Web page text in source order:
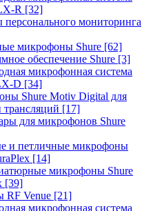
R [32]
мониторинга
микрофоны Shure [62]
обеспечение Shure [3]
микрофонная система
D [34]
Shure Motiv Digital для
трансляций [17]
для микрофонов Shure
и петличные микрофоны
[14]
микрофоны Shure
[39]
RF Venue [21]
микрофонная система